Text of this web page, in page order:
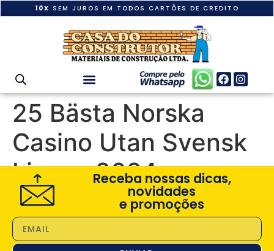
10X SEM JUROS EM TODOS CARTÕES DE CREDITO
25 Bästa Norska
Casino Utan Svensk
Licens 2024Receba nossas dicas,
novidades
e promoções